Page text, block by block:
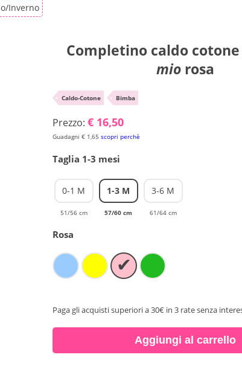
Inverno
Completino caldo
mio rosa
• Caldo-Cotone • Bimba
Prezzo: € 16,50
Guadagni € 1,65 scopri perchè
Taglia 1-3 mesi
0-1 M
51/56 cm
1-3 M
57/60 cm
3-6 M
61/64 cm
Rosa
✔
Paga gli acquisti superiori a 30€ in 3 rate senza
Aggiungi al carrello